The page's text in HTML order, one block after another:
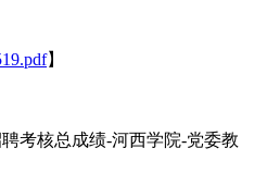
】
核总成绩-河西学院-党委教